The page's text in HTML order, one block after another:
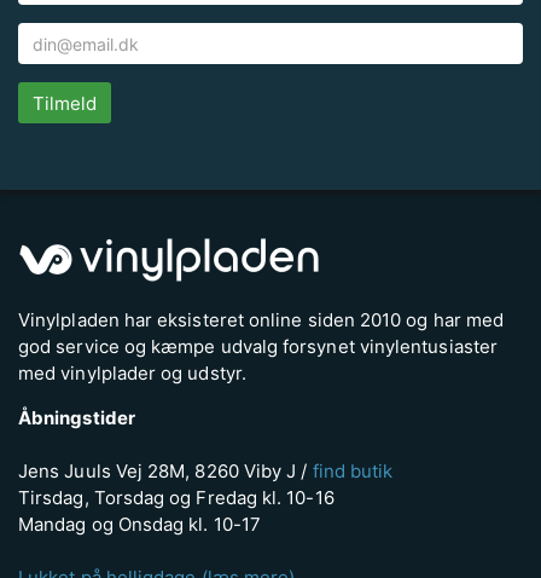
Tilmeld
Vinylpladen har eksisteret online siden 2010 og har med
god service og kæmpe udvalg forsynet vinylentusiaster
med vinylplader og udstyr.
Åbningstider
Jens Juuls Vej 28M, 8260 Viby J / find butik
Tirsdag, Torsdag og Fredag kl. 10-16
Mandag og Onsdag kl. 10-17